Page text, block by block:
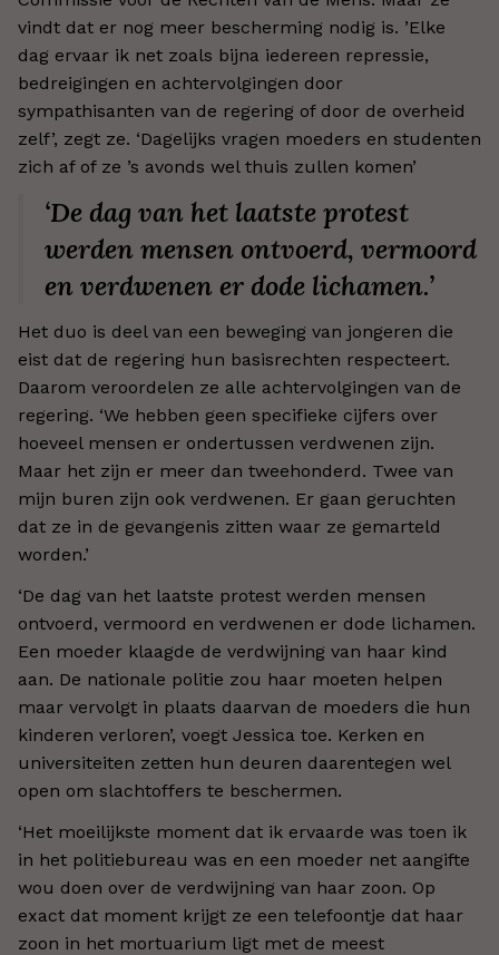
vindt dat er nog meer bescherming nodig is. ’Elke
dag ervaar ik net zoals bijna iedereen repressie,
bedreigingen en achtervolgingen door
sympathisanten van de regering of door de overheid
zelf’, zegt ze. ‘Dagelijks vragen moeders en studenten
zich af of ze ’s avonds wel thuis zullen komen’
‘De dag van het laatste protest
werden mensen ontvoerd, vermoord
en verdwenen er dode lichamen.’
Het duo is deel van een beweging van jongeren die
eist dat de regering hun basisrechten respecteert.
Daarom veroordelen ze alle achtervolgingen van de
regering. ‘We hebben geen specifieke cijfers over
hoeveel mensen er ondertussen verdwenen zijn.
Maar het zijn er meer dan tweehonderd. Twee van
mijn buren zijn ook verdwenen. Er gaan geruchten
dat ze in de gevangenis zitten waar ze gemarteld
worden.’
‘De dag van het laatste protest werden mensen
ontvoerd, vermoord en verdwenen er dode lichamen.
Een moeder klaagde de verdwijning van haar kind
aan. De nationale politie zou haar moeten helpen
maar vervolgt in plaats daarvan de moeders die hun
kinderen verloren’, voegt Jessica toe. Kerken en
universiteiten zetten hun deuren daarentegen wel
open om slachtoffers te beschermen.
‘Het moeilijkste moment dat ik ervaarde was toen ik
in het politiebureau was en een moeder net aangifte
wou doen over de verdwijning van haar zoon. Op
exact dat moment krijgt ze een telefoontje dat haar
zoon in het mortuarium ligt met de meest